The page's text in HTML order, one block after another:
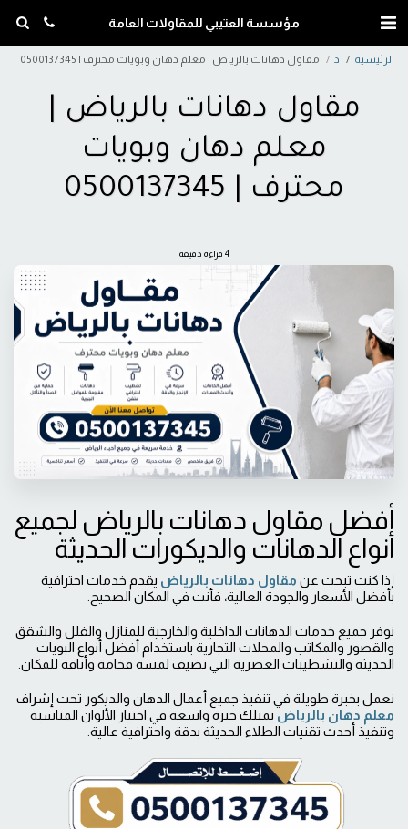
مؤسسة العتيبي للمقاولات العامة
الرئيسية ذ مقاول دهانات بالرياض | معلم دهان وبويات محترف | 0500137345
مقاول دهانات بالرياض |
معلم دهان وبويات
محترف | 0500137345
4 قراءة دقيقة
أفضل مقاول دهانات بالرياض لجميع
أنواع الدهانات والديكورات الحديثة
إذا كنت تبحث عن مقاول دهانات بالرياض يقدم خدمات احترافية
بأفضل الأسعار والجودة العالية، فأنت في المكان الصحيح.
نوفر جميع خدمات الدهانات الداخلية والخارجية للمنازل والفلل والشقق
والقصور والمكاتب والمحلات التجارية باستخدام أفضل أنواع البويات
الحديثة والتشطيبات العصرية التي تضيف لمسة فخامة وأناقة للمكان.
نعمل بخبرة طويلة في تنفيذ جميع أعمال الدهان والديكور تحت إشراف
معلم دهان بالرياض يمتلك خبرة واسعة في اختيار الألوان المناسبة
وتنفيذ أحدث تقنيات الطلاء الحديثة بدقة واحترافية عالية.